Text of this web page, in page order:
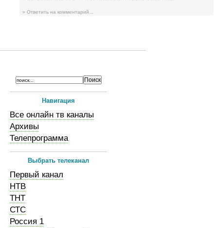
» Ответить на комментарий...
Навигация
Все онлайн тв каналы
Архивы
Телепрограмма
Выбрать телеканал
Первый канал
НТВ
ТНТ
СТС
Россия 1